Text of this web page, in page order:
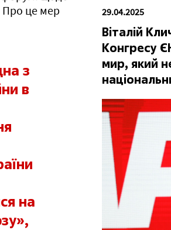
Про це мер
з
в
на
29.04.2025
Віталій
Конгресу
мир, який